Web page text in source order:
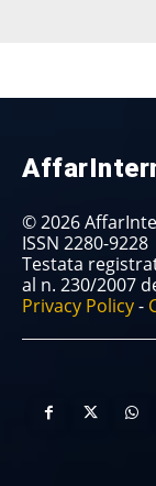
© 2026
ISSN 2280-9228
Testata
al n. 230/2007
Privacy Policy-